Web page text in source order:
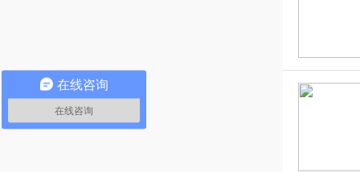
在线咨询
在线咨询